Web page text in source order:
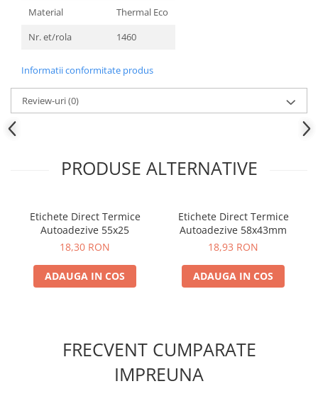
Material
Thermal Eco
Nr. et/rola
1460
Informatii conformitate produs
Review-uri(0)
PRODUSE ALTERNATIVE
Etichete Direct Termice
Autoadezive 55x25
18,30 RON
ADAUGA IN COS
Etichete Direct Termice
Autoadezive 58x43mm
18,93 RON
ADAUGA IN COS
FRECVENT CUMPARATE
IMPREUNA